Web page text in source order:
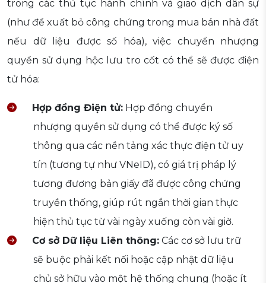
trong các thủ tục hành chính và giao dịch dân sự
(như đề xuất bỏ công chứng trong mua bán nhà đất
nếu dữ liệu được số hóa), việc chuyển nhượng
quyền sử dụng hộc lưu tro cốt có thể sẽ được điện
tử hóa:
Hợp đồng Điện tử: Hợp đồng chuyển
nhượng quyền sử dụng có thể được ký số
thông qua các nền tảng xác thực điện tử uy
tín (tương tự như VNeID), có giá trị pháp lý
tương đương bản giấy đã được công chứng
truyền thống, giúp rút ngắn thời gian thực
hiện thủ tục từ vài ngày xuống còn vài giờ.
Cơ sở Dữ liệu Liên thông: Các cơ sở lưu trữ
sẽ buộc phải kết nối hoặc cập nhật dữ liệu
chủ sở hữu vào một hệ thống chung (hoặc ít